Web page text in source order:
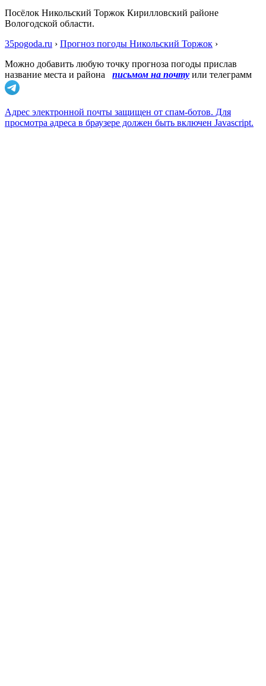
Посёлок Никольский Торжок Кирилловский районе
Вологодской области.
35pogoda.ru › Прогноз погоды Никольский Торжок ›
Можно добавить любую точку прогноза погоды прислав
название места и района
письмом на почту или телеграмм
Адрес электронной почты защищен от спам-ботов. Для
просмотра адреса в браузере должен быть включен Javascript.